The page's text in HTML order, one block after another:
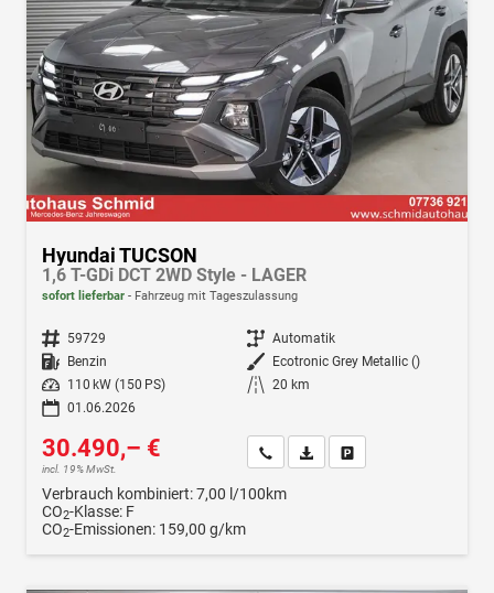
Hyundai TUCSON
1,6 T-GDi DCT 2WD Style - LAGER
sofort lieferbar Fahrzeug mit Tageszulassung
Fahrzeugnr. 59729 Getriebe Automatik
Kraftstoff Benzin Außenfarbe Ecotronic Grey Metallic ()
Leistung
110 kW (150 PS) Kilometerstand 20 km
01.06.2026
30.490,– €
incl. 19% MwSt.
Wir rufen Sie anFahrzeugexposé (PDF)
Verbrauch kombiniert:7,00 l/100km
CO2-Klasse: F
CO2-Emissionen: 159,00 g/km